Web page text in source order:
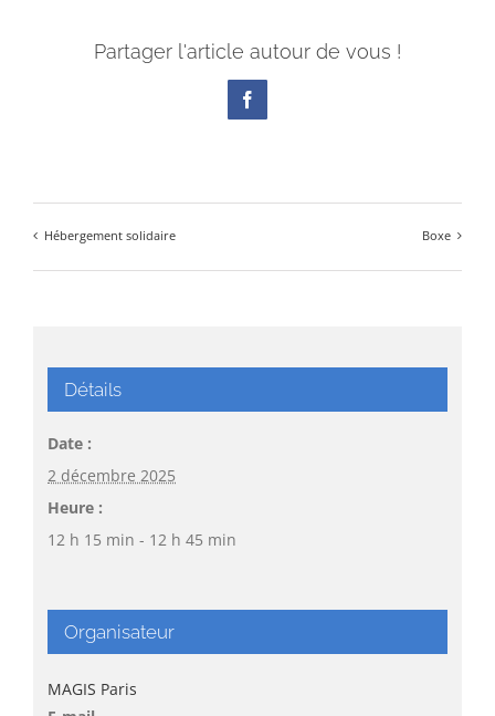
Partager l'article autour de vous !
Facebook
Hébergement solidaire Boxe
Détails
Date :
2 décembre 2025
Heure :
12 h 15 min - 12 h 45 min
Organisateur
MAGIS Paris